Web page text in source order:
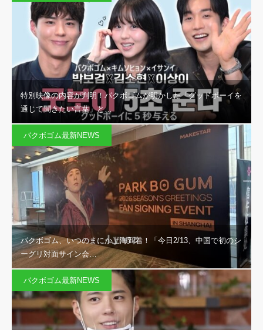
特別映像の内容が判明！パクボゴムが明かした「グッドボーイを
通じて聞きたい言葉」と…
パクボゴム最新NEWS
パクボゴム、いつのまにか上海到着！「今日2/13、中国で初のシ
ーグリ対面サイン会…
パクボゴム最新NEWS